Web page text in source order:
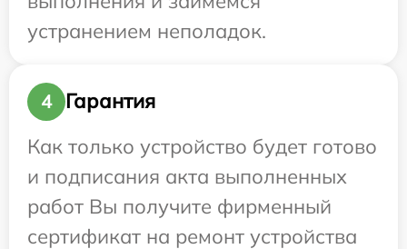
устранением неполадок.
4
Гарантия
Как только устройство будет готово
и подписания акта выполненных
работ Вы получите фирменный
сертификат на ремонт устройства